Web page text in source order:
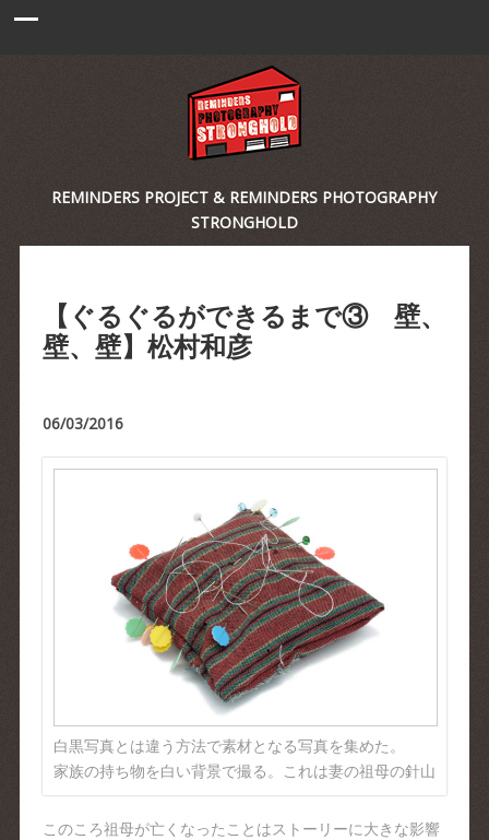
REMINDERS PROJECT & REMINDERS PHOTOGRAPHY
STRONGHOLD
【ぐるぐるができるまで③ 壁、
壁、壁】松村和彦
06/03/2016
白黒写真とは違う方法で素材となる写真を集めた。
家族の持ち物を白い背景で撮る。これは妻の祖母の針山
このころ祖母が亡くなったことはストーリーに大きな影響